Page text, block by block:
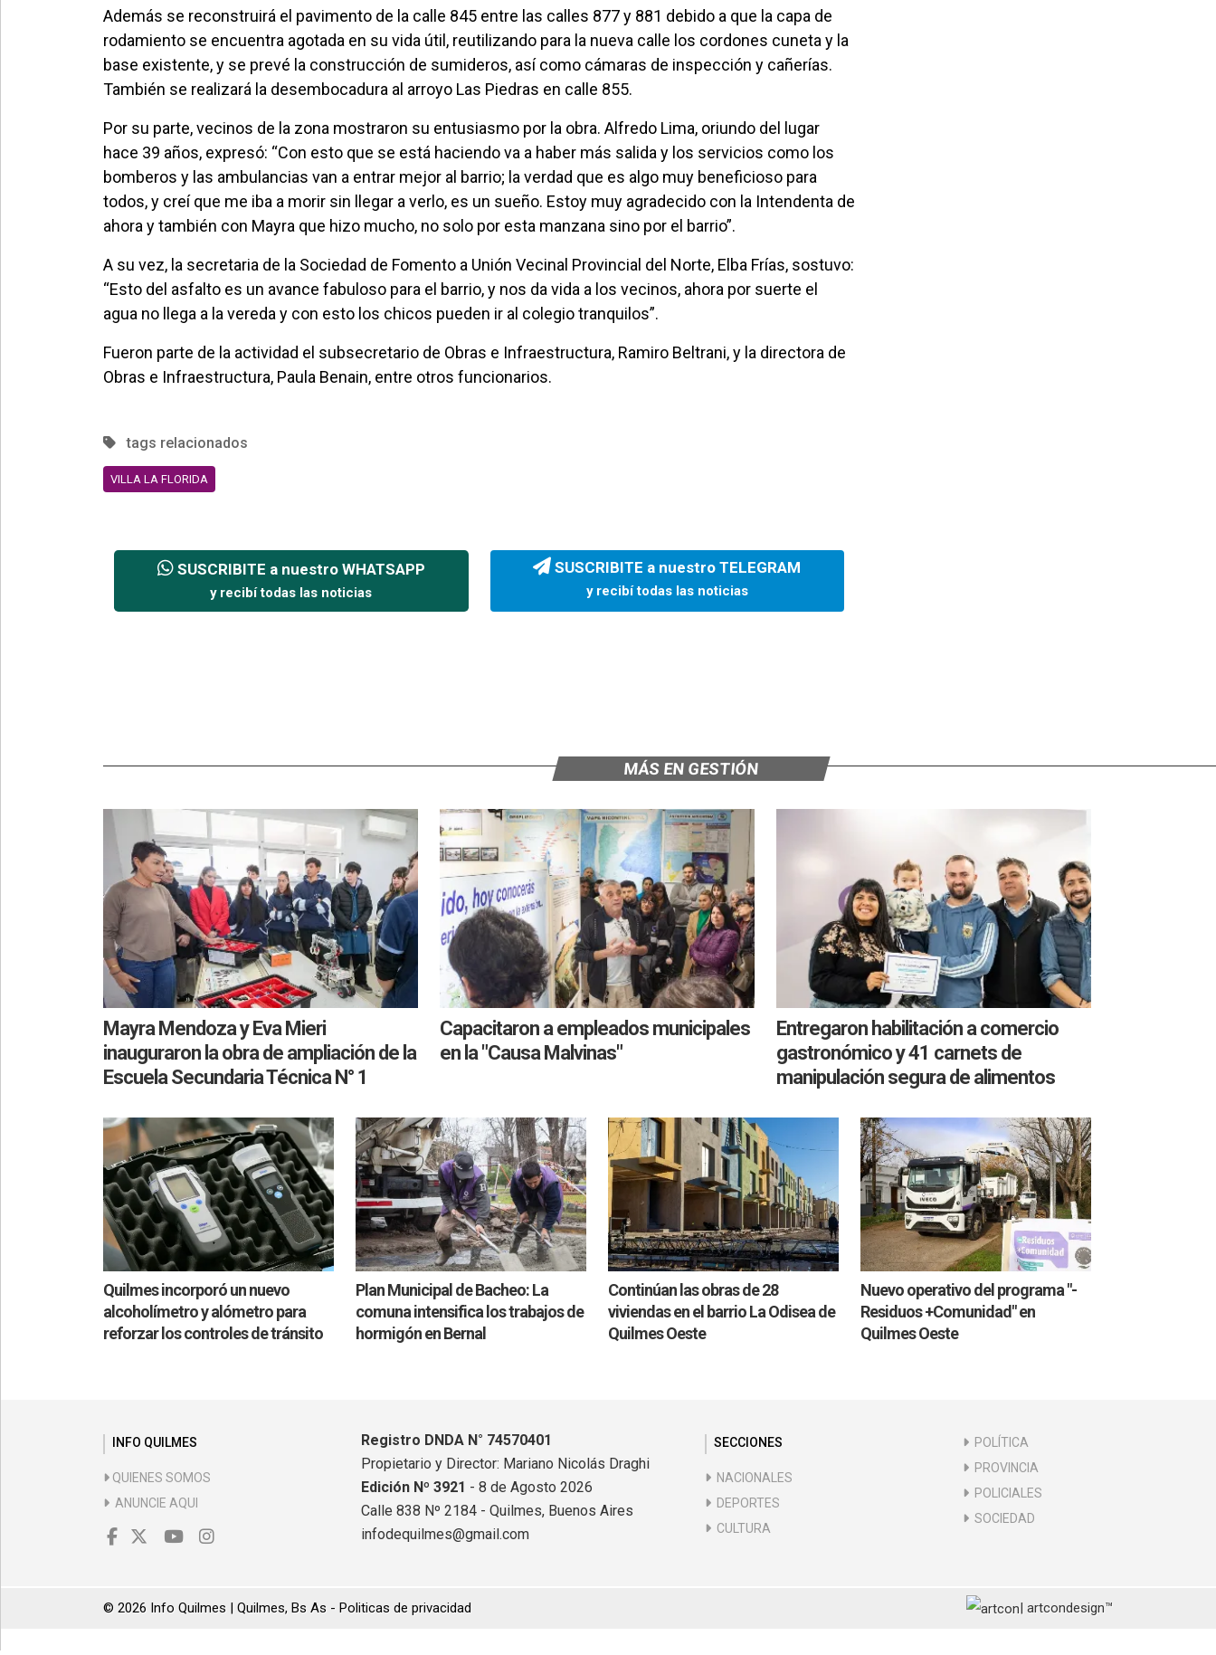
Además se reconstruirá el pavimento de la calle 845 entre las calles 877 y 881 debido a que la capa de
rodamiento se encuentra agotada en su vida útil, reutilizando para la nueva calle los cordones cuneta y la
base existente, y se prevé la construcción de sumideros, así como cámaras de inspección y cañerías.
También se realizará la desembocadura al arroyo Las Piedras en calle 855.
Por su parte, vecinos de la zona mostraron su entusiasmo por la obra. Alfredo Lima, oriundo del lugar
hace 39 años, expresó: “Con esto que se está haciendo va a haber más salida y los servicios como los
bomberos y las ambulancias van a entrar mejor al barrio; la verdad que es algo muy beneficioso para
todos, y creí que me iba a morir sin llegar a verlo, es un sueño. Estoy muy agradecido con la Intendenta de
ahora y también con Mayra que hizo mucho, no solo por esta manzana sino por el barrio”.
A su vez, la secretaria de la Sociedad de Fomento a Unión Vecinal Provincial del Norte, Elba Frías, sostuvo:
“Esto del asfalto es un avance fabuloso para el barrio, y nos da vida a los vecinos, ahora por suerte el
agua no llega a la vereda y con esto los chicos pueden ir al colegio tranquilos”.
Fueron parte de la actividad el subsecretario de Obras e Infraestructura, Ramiro Beltrani, y la directora de
Obras e Infraestructura, Paula Benain, entre otros funcionarios.
tags relacionados
VILLA LA FLORIDA
SUSCRIBITE a nuestro WHATSAPP
y recibí todas las noticias
SUSCRIBITE a nuestro TELEGRAM
y recibí todas las noticias
MÁS EN GESTIÓN
Mayra Mendoza y Eva Mieri
inauguraron la obra de ampliación de la
Escuela Secundaria Técnica N° 1
Capacitaron a empleados municipales
en la "Causa Malvinas"
Entregaron habilitación a comercio
gastronómico y 41 carnets de
manipulación segura de alimentos
Quilmes incorporó un nuevo
alcoholímetro y alómetro para
reforzar los controles de tránsito
Plan Municipal de Bacheo: La
comuna intensifica los trabajos de
hormigón en Bernal
Continúan las obras de 28
viviendas en el barrio La Odisea de
Quilmes Oeste
Nuevo operativo del programa "-
Residuos +Comunidad" en
Quilmes Oeste
INFO QUILMES
QUIENES SOMOS
ANUNCIE AQUI
Registro DNDA N° 74570401
Propietario y Director: Mariano Nicolás Draghi
Edición Nº 3921 - 8 de Agosto 2026
Calle 838 Nº 2184 - Quilmes, Buenos Aires
infodequilmes@gmail.com
SECCIONES
NACIONALES
DEPORTES
CULTURA
POLÍTICA
PROVINCIA
POLICIALES
SOCIEDAD
© 2026 Info Quilmes | Quilmes, Bs As - Politicas de privacidad | artcondesign™